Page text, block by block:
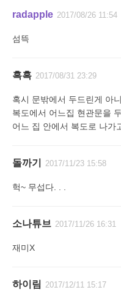
radapple 2017/08/26 11:54
섬뜩
흑흑 2017/08/31 23:29
혹시 문밖에서 두드린게 아
복도에서 어느집 현관문을
어느 집 안에서 복도로 나가
돌까기 2017/11/23 15:58
헉~ 무섭다. . .
소나튜브 2017/11/26 16:31
재미X
하이림 2017/12/11 15:17